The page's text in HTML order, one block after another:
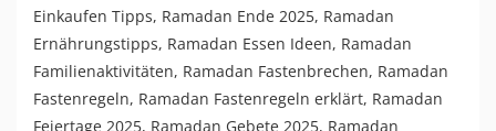
Einkaufen Tipps, Ramadan Ende 2025, Ramadan
Ernährungstipps, Ramadan Essen Ideen, Ramadan
Familienaktivitäten, Ramadan Fastenbrechen, Ramadan
Fastenregeln, Ramadan Fastenregeln erklärt, Ramadan
Feiertage 2025, Ramadan Gebete 2025, Ramadan